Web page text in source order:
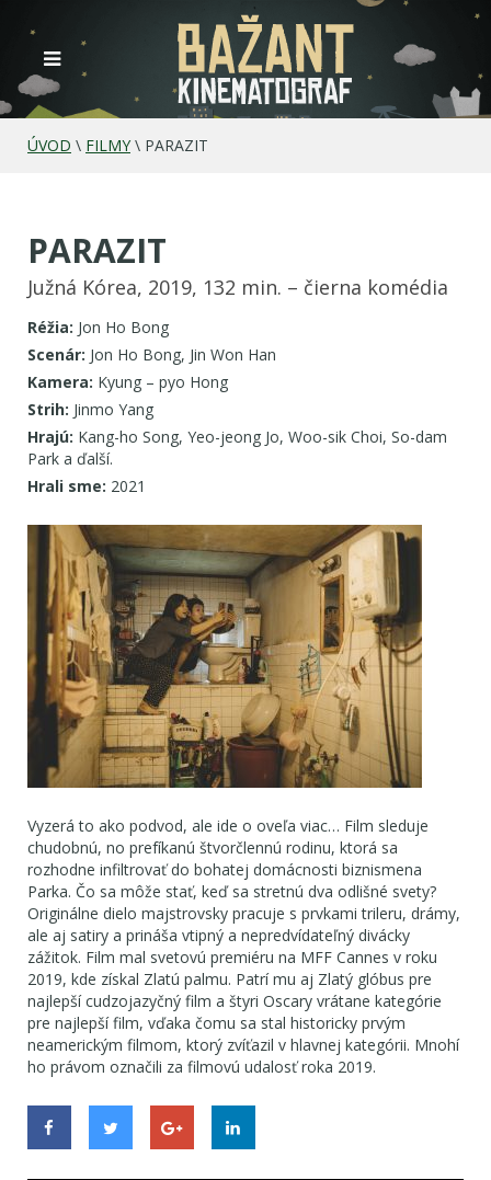
ÚVOD \ FILMY \ PARAZIT
PARAZIT
Južná Kórea, 2019, 132 min. – čierna komédia
Réžia: Jon Ho Bong
Scenár: Jon Ho Bong, Jin Won Han
Kamera: Kyung – pyo Hong
Strih: Jinmo Yang
Hrajú: Kang-ho Song, Yeo-jeong Jo, Woo-sik Choi, So-dam
Park a ďalší.
Hrali sme: 2021
Vyzerá to ako podvod, ale ide o oveľa viac… Film sleduje
chudobnú, no prefíkanú štvorčlennú rodinu, ktorá sa
rozhodne infiltrovať do bohatej domácnosti biznismena
Parka. Čo sa môže stať, keď sa stretnú dva odlišné svety?
Originálne dielo majstrovsky pracuje s prvkami trileru, drámy,
ale aj satiry a prináša vtipný a nepredvídateľný divácky
zážitok. Film mal svetovú premiéru na MFF Cannes v roku
2019, kde získal Zlatú palmu. Patrí mu aj Zlatý glóbus pre
najlepší cudzojazyčný film a štyri Oscary vrátane kategórie
pre najlepší film, vďaka čomu sa stal historicky prvým
neamerickým filmom, ktorý zvíťazil v hlavnej kategórii. Mnohí
ho právom označili za filmovú udalosť roka 2019.